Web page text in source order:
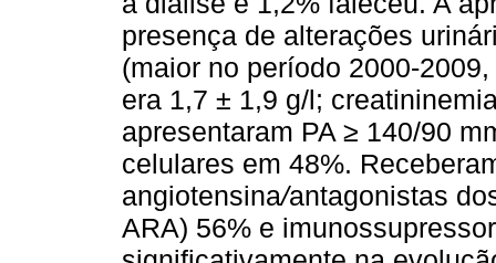
presença de alterações
(maior no período 2000-
era 1,7 ± 1,9 g/l;
apresentaram PA ≥ 140/90
celulares em 48%.
angiotensina/antagonistas
ARA) 56% e